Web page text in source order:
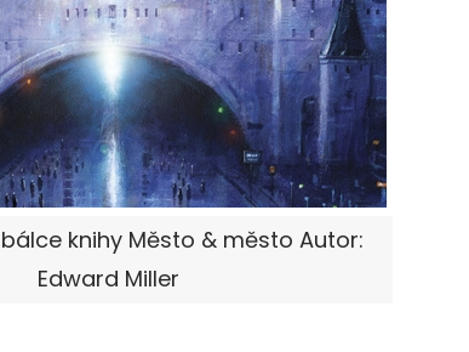
knihy Město & město Autor:
Edward Miller